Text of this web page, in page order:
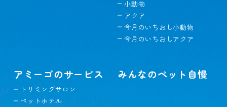
小動物
アクア
今月のいちおし小動物
今月のいちおしアクア
アミーゴのサービス
トリミングサロン
ペットホテル
みんなのペット自慢